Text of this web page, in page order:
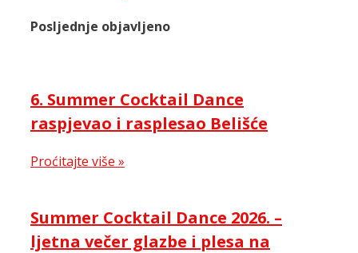
Posljednje objavljeno
6. Summer Cocktail Dance
raspjevao i rasplesao Belišće
Proćitajte više »
Summer Cocktail Dance 2026. –
ljetna večer glazbe i plesa na